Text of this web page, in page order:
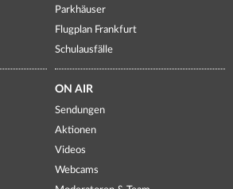
Parkhäuser
Flugplan Frankfurt
Schulausfälle
ON AIR
Sendungen
Aktionen
Videos
Webcams